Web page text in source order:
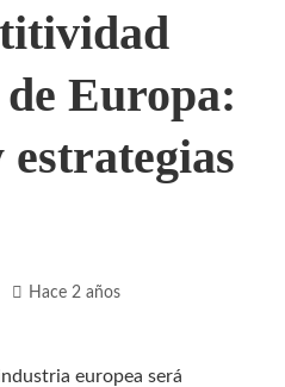
Europa:
estrategias
Hace 2 años
europea será